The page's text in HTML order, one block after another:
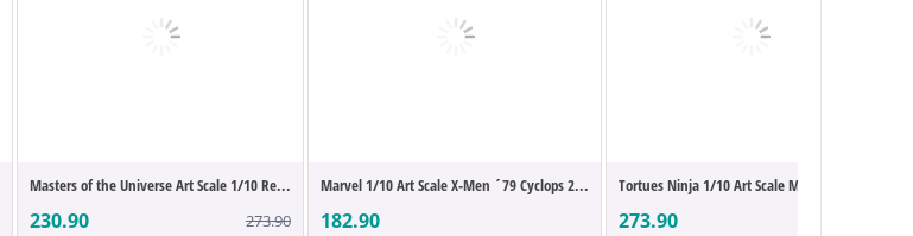
Masters of the Universe Art Scale 1/10 Re...
230.90 273.90
Marvel 1/10 Art Scale X-Men ´79 Cyclops 2...
182.90
Tortues Ninja 1/10 Art Scale Michelangelo...
273.90